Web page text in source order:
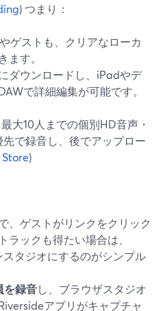
) つまり：
ゲストも、クリアなローカ
ます。
ダウンロードし、iPadやデ
で詳細編集が可能です。
大10人までの個別HD音声・
で録音し、後でアップロー
)
、ゲストがリンクをクリック
ラックも得たい場合は、
タジオにするのがシンプル
を録音し、ブラウザスタジオ
アプリがキャプチャ